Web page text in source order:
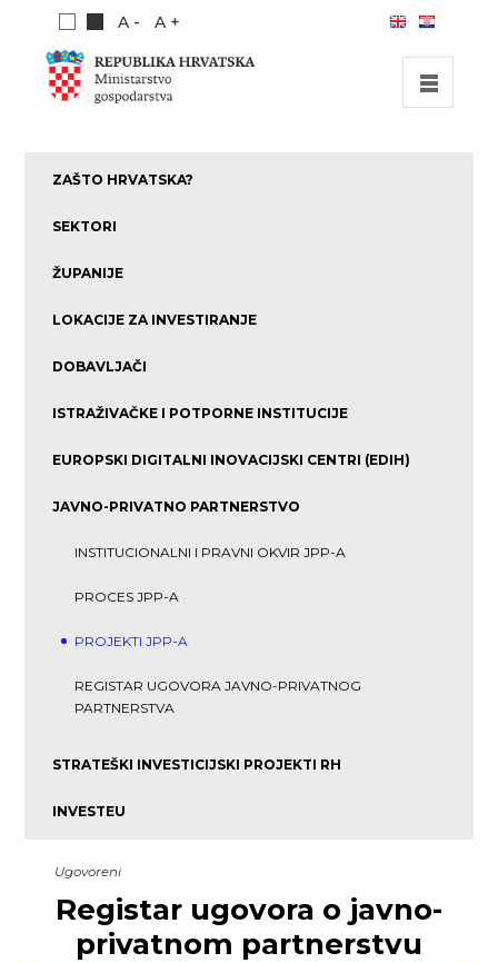
A - A +
PUBLIKACIJE
ZAŠTO HRVATSKA?
SEKTORI
ŽUPANIJE
LOKACIJE ZA INVESTIRANJE
DOBAVLJAČI
ISTRAŽIVAČKE I POTPORNE INSTITUCIJE
EUROPSKI DIGITALNI INOVACIJSKI CENTRI (EDIH)
JAVNO-PRIVATNO PARTNERSTVO
INSTITUCIONALNI I PRAVNI OKVIR JPP-A
PROCES JPP-A
PROJEKTI JPP-A
REGISTAR UGOVORA JAVNO-PRIVATNOG
PARTNERSTVA
STRATEŠKI INVESTICIJSKI PROJEKTI RH
INVESTEU
Ugovoreni
Registar ugovora o javno-
privatnom partnerstvu